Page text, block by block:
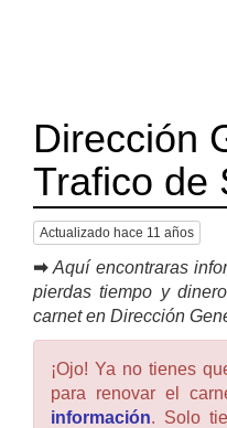
Dirección
Trafico de
Actualizado hace 11 años
➡ Aquí encontraras
pierdas tiempo y
carnet en Dirección
¡Ojo! Ya no tienes
para renovar el
información. Solo